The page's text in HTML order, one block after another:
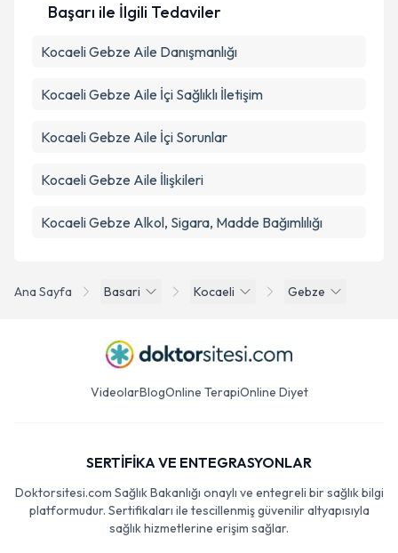
Ana Sayfa Basari Kocaeli Gebze
Başarı ile İlgili Tedaviler
Kocaeli Gebze Aile Danışmanlığı
Kocaeli Gebze Aile İçi Sağlıklı İletişim
Kocaeli Gebze Aile İçi Sorunlar
Kocaeli Gebze Aile İlişkileri
Kocaeli Gebze Alkol, Sigara, Madde Bağımlılığı
VideolarBlogOnline TerapiOnline Diyet
SERTİFİKA VE ENTEGRASYONLAR
Doktorsitesi.com Sağlık Bakanlığı onaylı ve entegreli bir sağlık bilgi
platformudur. Sertifikaları ile tescillenmiş güvenilir altyapısıyla
sağlık hizmetlerine erişim sağlar.